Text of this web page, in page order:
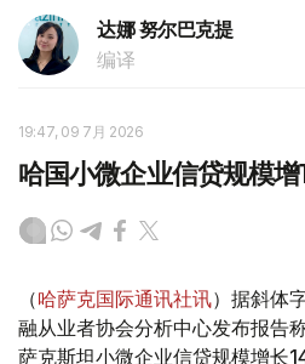
达娜 努尔巴克提
编译
19:47, 09 7月 2026
哈国小微企业信贷规模
（哈萨克国际通讯社讯）据斜体
融从业者协会分析中心发布报告
萨克斯坦小微企业信贷规模增长